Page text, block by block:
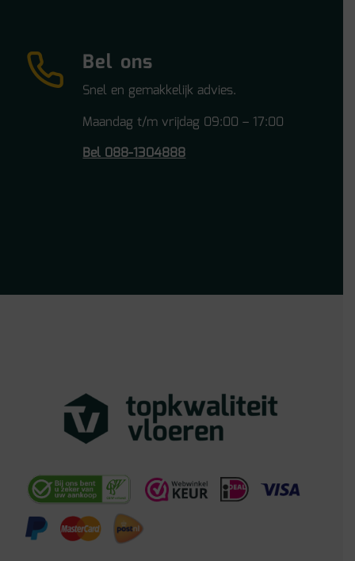
Bel ons
Snel en gemakkelijk advies.
Maandag t/m vrijdag 09:00 – 17:00
Bel 088-1304888